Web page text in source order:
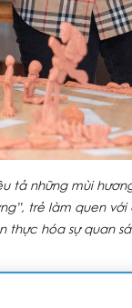
tả những mùi
trẻ làm quen
hóa sự quan